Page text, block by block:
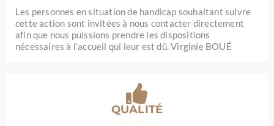
Les personnes en situation de handicap souhaitant suivre
cette action sont invitées à nous contacter directement
afin que nous puissions prendre les dispositions
nécessaires à l’accueil qui leur est dû. Virginie BOUÉ
QUALITÉ